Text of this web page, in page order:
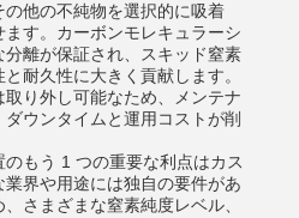
他の不純物を選択的に吸着
す。カーボンモレキュラーシ
離が保証され、スキッド窒素
耐久性に大きく貢献します。
り外し可能なため、メンテナ
ウンタイムと運用コストが削
もう 1 つの重要な利点はカス
界や用途には独自の要件があ
さまざまな窒素純度レベル、